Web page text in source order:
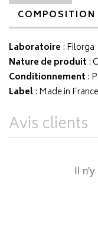
COMPOSITION
Laboratoire : Filorga
Nature de produit :
Conditionnement :
Label: Made in France
Avis clients
Il n'y